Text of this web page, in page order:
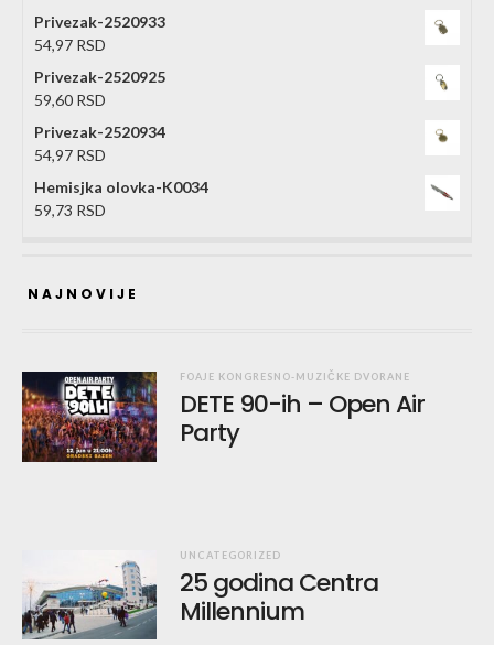
Privezak-2520933
54,97 RSD
Privezak-2520925
59,60 RSD
Privezak-2520934
54,97 RSD
Hemisjka olovka-K0034
59,73 RSD
NAJNOVIJE
FOAJE KONGRESNO-MUZIČKE DVORANE
DETE 90-ih – Open Air
Party
UNCATEGORIZED
25 godina Centra
Millennium